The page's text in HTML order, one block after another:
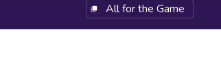
All for the Game